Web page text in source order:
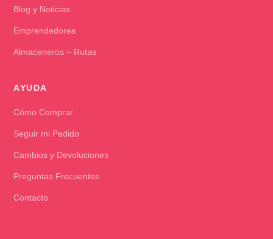
Blog y Noticias
Emprendedores
Almaceneros – Rutas
AYUDA
Cómo Comprar
Seguir mi Pedido
Cambios y Devoluciones
Preguntas Frecuentes
Contacto